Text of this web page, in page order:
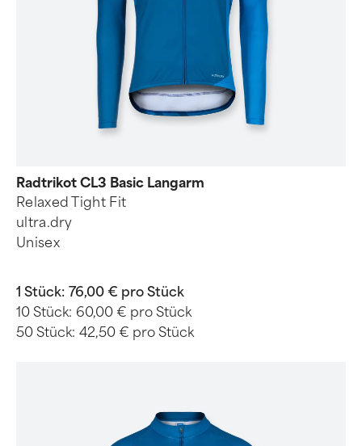
Radtrikot CL3 Basic Langarm
Relaxed Tight Fit
ultra.dry
Unisex
1 Stück: 76,00 € pro Stück
10 Stück: 60,00 € pro Stück
50 Stück: 42,50 € pro Stück